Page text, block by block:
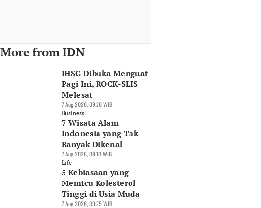
More from IDN
IHSG Dibuka Menguat
Pagi Ini, ROCK-SLIS
Melesat
7 Aug 2026, 09:26 WIB
Business
7 Wisata Alam
Indonesia yang Tak
Banyak Dikenal
7 Aug 2026, 09:10 WIB
Life
5 Kebiasaan yang
Memicu Kolesterol
Tinggi di Usia Muda
7 Aug 2026, 09:25 WIB